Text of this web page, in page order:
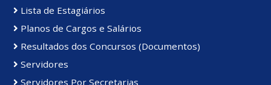
Lista de Estagiários
Planos de Cargos e Salários
Resultados dos Concursos (Documentos)
Servidores
Servidores Por Secretarias